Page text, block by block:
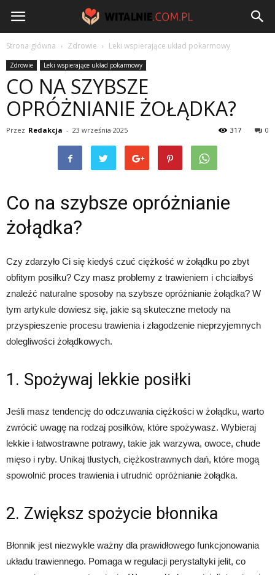
Witalnie.com.pl
Strona główna Zdrowie Leki wspierające układ pokarmowy
Zdrowie Leki wspierające układ pokarmowy
CO NA SZYBSZE
OPRÓŻNIANIE ŻOŁĄDKA?
Przez Redakcja - 23 września 2025 0
317
Co na szybsze opróżnianie
żołądka?
Czy zdarzyło Ci się kiedyś czuć ciężkość w żołądku po zbyt
obfitym posiłku? Czy masz problemy z trawieniem i chciałbyś
znaleźć naturalne sposoby na szybsze opróżnianie żołądka? W
tym artykule dowiesz się, jakie są skuteczne metody na
przyspieszenie procesu trawienia i złagodzenie nieprzyjemnych
dolegliwości żołądkowych.
1. Spożywaj lekkie posiłki
Jeśli masz tendencję do odczuwania ciężkości w żołądku, warto
zwrócić uwagę na rodzaj posiłków, które spożywasz. Wybieraj
lekkie i łatwostrawne potrawy, takie jak warzywa, owoce, chude
mięso i ryby. Unikaj tłustych, ciężkostrawnych dań, które mogą
spowolnić proces trawienia i utrudnić opróżnianie żołądka.
2. Zwiększ spożycie błonnika
Błonnik jest niezwykle ważny dla prawidłowego funkcjonowania
układu trawiennego. Pomaga w regulacji perystaltyki jelit, co